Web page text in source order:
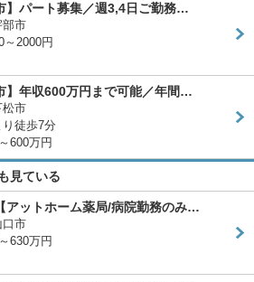
】パート募集／週3,4日ご勤務…
部市
～2000円
】年収600万円まで可能／年間…
松市
徒歩7分
600万円
見ている
アットホーム薬局/病院勤務のみ…
口市
630万円